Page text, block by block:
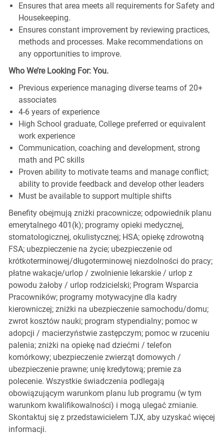
Ensures that area meets all requirements for Safety and
Housekeeping.
Ensures constant improvement by reviewing practices,
methods and processes. Make recommendations on
any opportunities to improve.
Who We’re Looking For: You.
Previous experience managing diverse teams of 20+
associates
4-6 years of experience
High School graduate, College preferred or equivalent
work experience
Communication, coaching and development, strong
math and PC skills
Proven ability to motivate teams and manage conflict;
ability to provide feedback and develop other leaders
Must be available to support multiple shifts
Benefity obejmują zniżki pracownicze; odpowiednik planu
emerytalnego 401(k); programy opieki medycznej,
stomatologicznej, okulistycznej; HSA; opiekę zdrowotną
FSA; ubezpieczenie na życie; ubezpieczenie od
krótkoterminowej/długoterminowej niezdolności do pracy;
płatne wakacje/urlop / zwolnienie lekarskie / urlop z
powodu żałoby / urlop rodzicielski; Program Wsparcia
Pracowników; programy motywacyjne dla kadry
kierowniczej; zniżki na ubezpieczenie samochodu/domu;
zwrot kosztów nauki; program stypendialny; pomoc w
adopcji / macierzyństwie zastępczym; pomoc w rzuceniu
palenia; zniżki na opiekę nad dziećmi / telefon
komórkowy; ubezpieczenie zwierząt domowych /
ubezpieczenie prawne; unię kredytową; premie za
polecenie. Wszystkie świadczenia podlegają
obowiązującym warunkom planu lub programu (w tym
warunkom kwalifikowalności) i mogą ulegać zmianie.
Skontaktuj się z przedstawicielem TJX, aby uzyskać więcej
informacji.